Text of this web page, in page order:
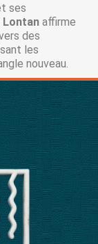
ses
Lontan affirme
des
les
nouveau.